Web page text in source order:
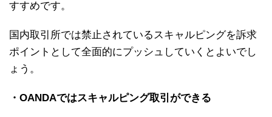
すすめです。
国内取引所では禁止されているスキャルピングを訴求
ポイントとして全面的にプッシュしていくとよいでし
ょう。
・OANDAではスキャルピング取引ができる